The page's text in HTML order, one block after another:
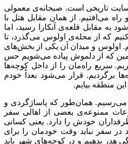
سایت تاریخی است. صبحانه‌ی معمولی
می‌افتیم. از همان مقابل هتل با
به مقابل قلعه‌ی آنکارا رسید، اما
که از محله‌ی اولوس می‌گذرد، تا
اولوس و میدان آن یکی از بخش‌های
که از دلموش پیاده می‌شویم حس
سریع راه‌مان را از داخل کوچه‌ها
برگردیم. قرار می‌شود بعداً خودم
منطقه بیایم.
می‌رسیم. همان‌طور که پاساژگردی و
ممنوعه‌ی بعضی از اهالی سفر
خودش را دارد. یعنی کسانی
در سفر نباید وقت خودمان را برای
هدر بدهیم و در کوچه‌های شهر باید